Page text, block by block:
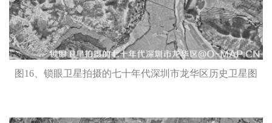
图16、锁眼卫星拍摄的七十年代深圳市龙华区历史卫星图